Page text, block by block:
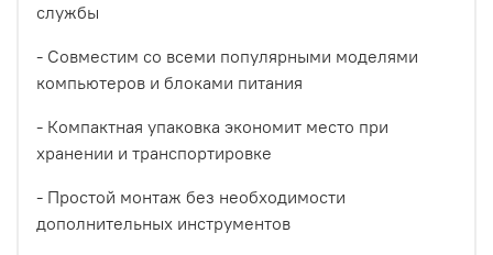
службы
- Совместим со всеми популярными моделями
компьютеров и блоками питания
- Компактная упаковка экономит место при
хранении и транспортировке
- Простой монтаж без необходимости
дополнительных инструментов